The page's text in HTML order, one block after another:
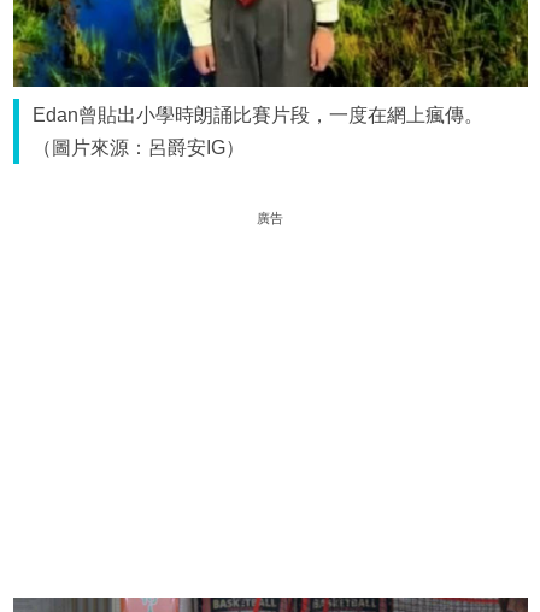
Edan曾貼出小學時朗誦比賽片段，一度在網上瘋傳。
（圖片來源：呂爵安IG）
廣告